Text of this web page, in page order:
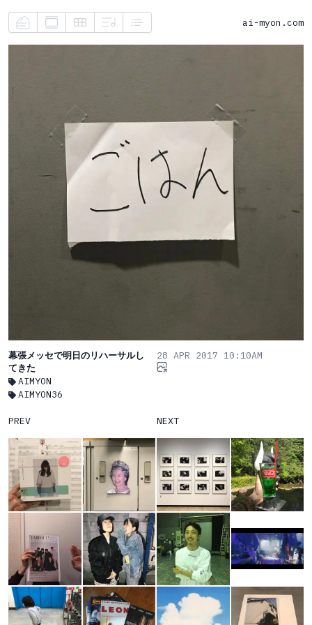
ai-myon.com
幕張メッセで明日のリハーサルし
てきた
AIMYON
AIMYON36
28 APR 2017 10:10AM
PREV NEXT